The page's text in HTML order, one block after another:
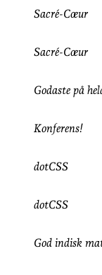
Sacré-Cœur
Sacré-Cœur
Godaste på
Konferens!
dotCSS
dotCSS
God indisk